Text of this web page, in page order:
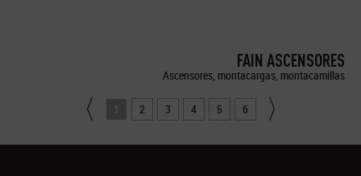
FAIN ASCENSORES
Ascensores, montacargas, montacamillas
1 2 3 4 5 6